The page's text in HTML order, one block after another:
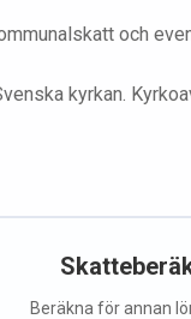
och
kyrkan.
Beräkna för annan